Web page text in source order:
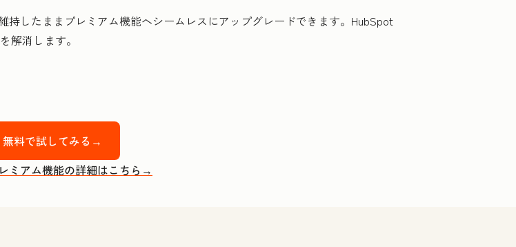
したままプレミアム機能へシームレスにアップグレードできます。HubSpot
解消します。
無料で試してみる→
ミアム機能の詳細はこちら→